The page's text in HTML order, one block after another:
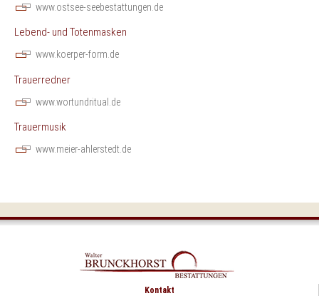
www.ostsee-seebestattungen.de
Lebend- und Totenmasken
www.koerper-form.de
Trauerredner
www.wortundritual.de
Trauermusik
www.meier-ahlerstedt.de
Kontakt